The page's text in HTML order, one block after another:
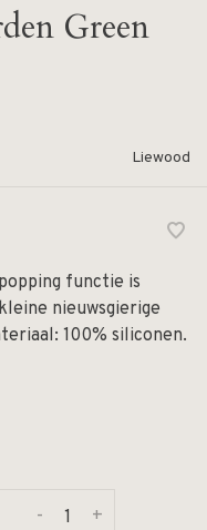
Green
Liewood
functie is
nieuwsgierige
100% siliconen.
+
-